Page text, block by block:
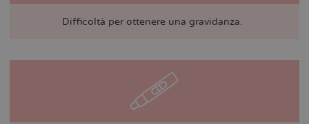
Difficoltà per ottenere una gravidanza.